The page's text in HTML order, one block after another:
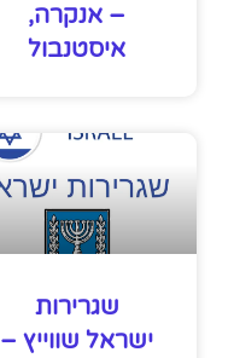
– אנקרה,
איסטנבול
שגרירות
ישראל שווייץ –